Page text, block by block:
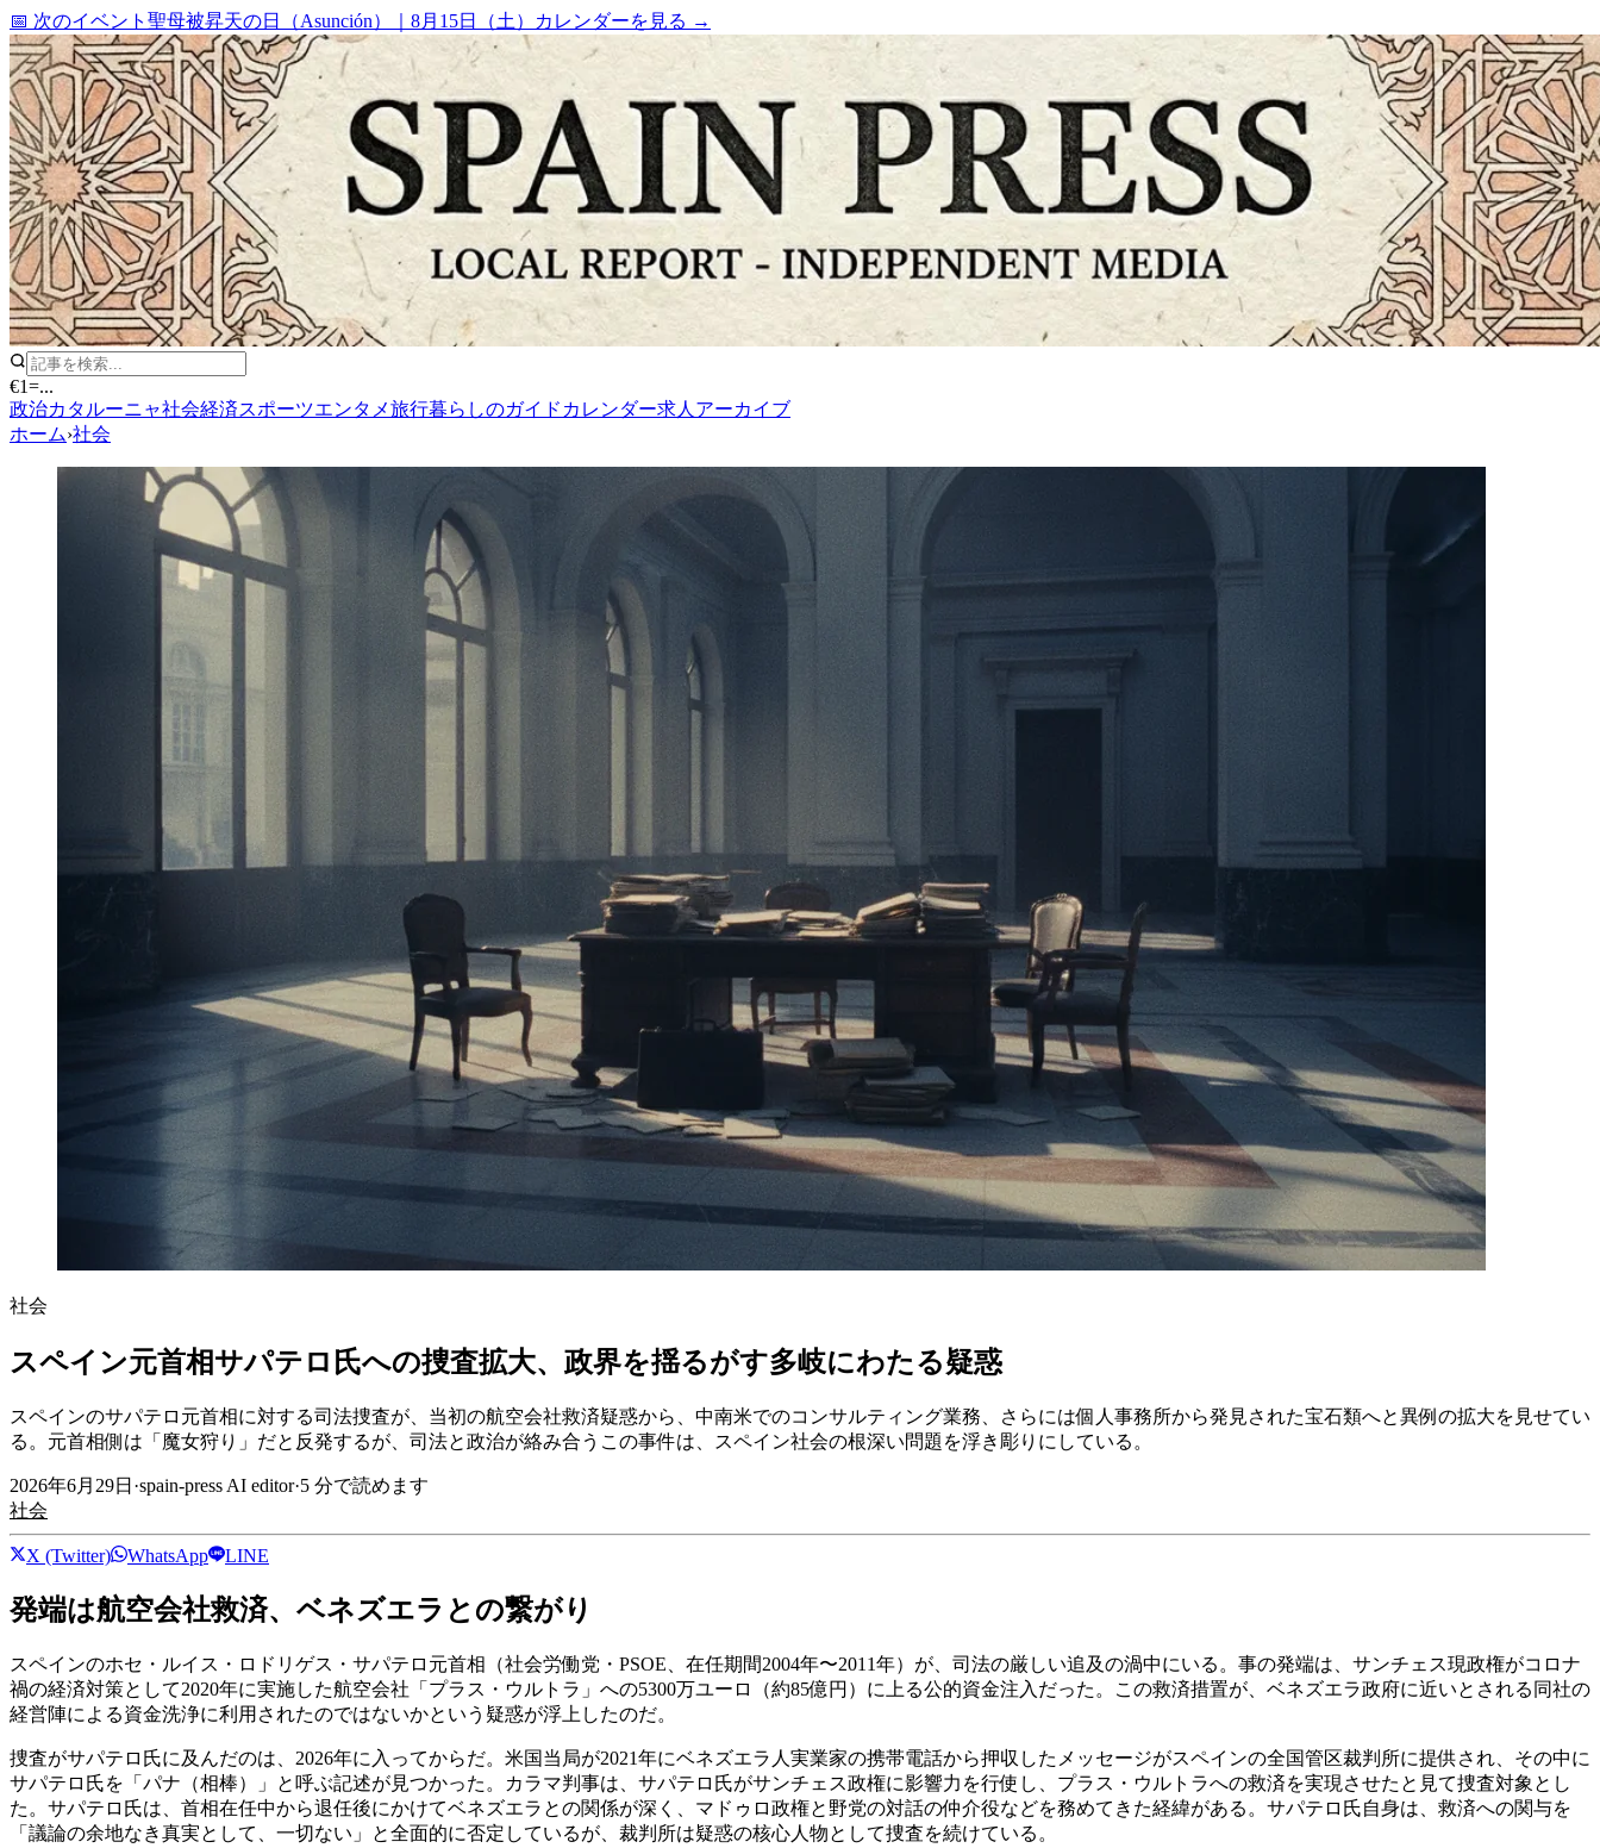
📅 次のイベント 聖母被昇天の日（Asunción） 8月15日（土） カレンダーを見る →
€1=...
政治カタルーニャ社会経済スポーツエンタメ旅行暮らしのガイド カレンダー求人 アーカイブ
ホーム›社会
社会
スペイン元首相サパテロ氏への捜査拡大、政界を揺るがす多岐にわたる疑惑
スペインのサパテロ元首相に対する司法捜査が、当初の航空会社救済疑惑から、中南米でのコンサルティング業務、さらには個人事務所から発見された宝石類へと異例の拡大を見せてい
る。元首相側は「魔女狩り」だと反発するが、司法と政治が絡み合うこの事件は、スペイン社会の根深い問題を浮き彫りにしている。
2026年6月29日 ·spain-press AI editor·5 分で読めます
社会
X (Twitter) WhatsApp LINE
発端は航空会社救済、ベネズエラとの繋がり
スペインのホセ・ルイス・ロドリゲス・サパテロ元首相（社会労働党・PSOE、在任期間2004年〜2011年）が、司法の厳しい追及の渦中にいる。事の発端は、サンチェス現政権がコロナ
禍の経済対策として2020年に実施した航空会社「プラス・ウルトラ」への5300万ユーロ（約85億円）に上る公的資金注入だった。この救済措置が、ベネズエラ政府に近いとされる同社の
経営陣による資金洗浄に利用されたのではないかという疑惑が浮上したのだ。
捜査がサパテロ氏に及んだのは、2026年に入ってからだ。米国当局が2021年にベネズエラ人実業家の携帯電話から押収したメッセージがスペインの全国管区裁判所に提供され、その中に
サパテロ氏を「パナ（相棒）」と呼ぶ記述が見つかった。カラマ判事は、サパテロ氏がサンチェス政権に影響力を行使し、プラス・ウルトラへの救済を実現させたと見て捜査対象とし
た。サパテロ氏は、首相在任中から退任後にかけてベネズエラとの関係が深く、マドゥロ政権と野党の対話の仲介役などを務めてきた経緯がある。サパテロ氏自身は、救済への関与を
「議論の余地なき真実として、一切ない」と全面的に否定しているが、裁判所は疑惑の核心人物として捜査を続けている。